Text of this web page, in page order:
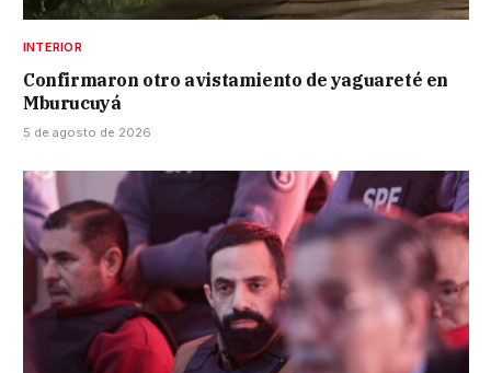
INTERIOR
Confirmaron otro avistamiento de yaguareté en
Mburucuyá
5 de agosto de 2026